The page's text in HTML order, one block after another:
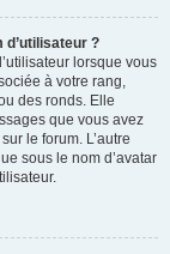
d’utilisateur ?
lorsque vous
à votre rang,
des ronds. Elle
que vous avez
le forum. L’autre
sous le nom d’avatar